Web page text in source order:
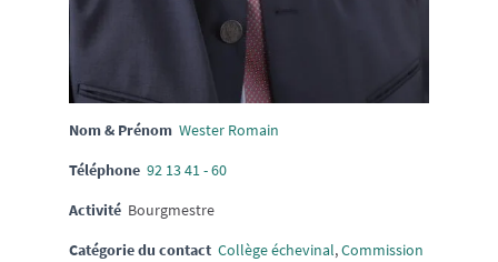
Nom & Prénom Wester Romain
Téléphone 92 13 41 - 60
Activité Bourgmestre
Catégorie du contact Collège échevinal,Commission